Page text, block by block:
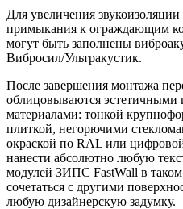
Для увеличения
примыкания к ограждающим
могут быть заполнены
Вибросил/Ультракустик.
После завершения монтажа
облицовываются
материалами: тонкой
плиткой, негорючими
окраской по RAL или
нанести абсолютно любую
модулей ЗИПС FastWall в
сочетаться с другими
любую дизайнерскую задумку.